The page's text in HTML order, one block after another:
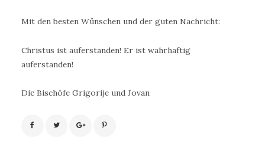
Mit den besten Wünschen und der guten Nachricht:
Christus ist auferstanden! Er ist wahrhaftig
auferstanden!
Die Bischöfe Grigorije und Jovan